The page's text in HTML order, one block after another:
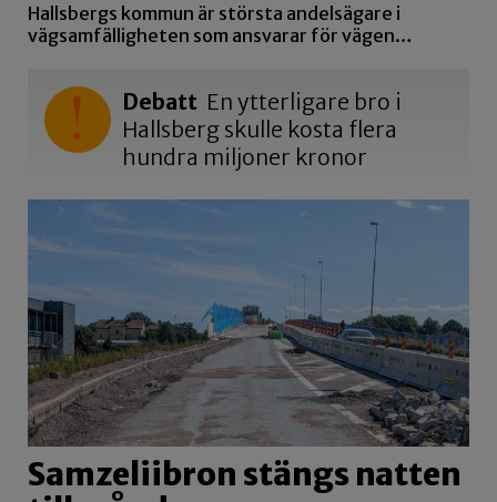
Hallsbergs kommun är största andelsägare i
vägsamfälligheten som ansvarar för vägen…
Debatt En ytterligare bro i
Hallsberg skulle kosta flera
hundra miljoner kronor
Samzeliibron stängs natten